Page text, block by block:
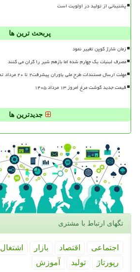
پشتیبانی از تولید در اولویت است
پربحث ترین ها
زمان شارژ کوپن تغییر نمود
مصرف لبنیات یک چهارم شده اما بازهم شیر را گران می کنند
مهلت ارسال مستندات طرح ملی یاوران پیشرفت۲ تا ۲۰ مرداد تمدید گردید
قیمت جدید گوشت مرغ امروز ۱۳ مرداد ۱۴۰۵
جدیدترین ها
تگهای ارتباط با مشتری
اجتماعی اقتصاد بازار اشتغال
رپورتاژ
تولید آموزش